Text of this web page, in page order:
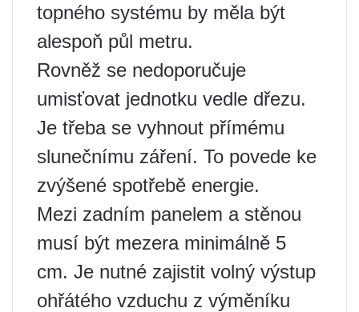
topného systému by měla být
alespoň půl metru.
Rovněž se nedoporučuje
umisťovat jednotku vedle dřezu.
Je třeba se vyhnout přímému
slunečnímu záření. To povede ke
zvýšené spotřebě energie.
Mezi zadním panelem a stěnou
musí být mezera minimálně 5
cm. Je nutné zajistit volný výstup
ohřátého vzduchu z výměníku